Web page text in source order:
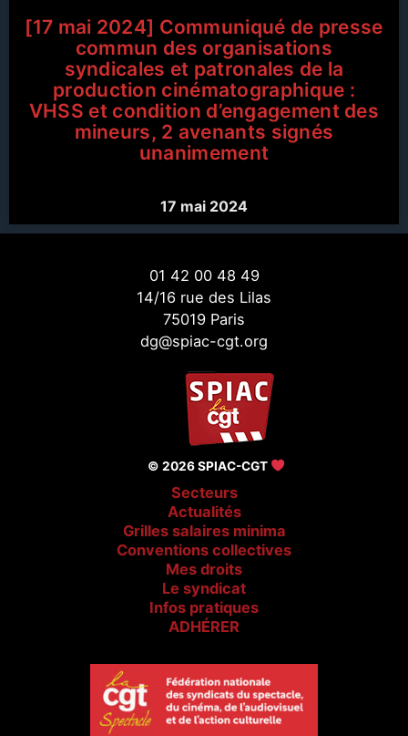
[17 mai 2024] Communiqué de presse
commun des organisations
syndicales et patronales de la
production cinématographique :
VHSS et condition d’engagement des
mineurs, 2 avenants signés
unanimement
17 mai 2024
01 42 00 48 49
14/16 rue des Lilas
75019 Paris
dg@spiac-cgt.org
© 2026 SPIAC-CGT
Secteurs
Actualités
Grilles salaires minima
Conventions collectives
Mes droits
Le syndicat
Infos pratiques
ADHÉRER